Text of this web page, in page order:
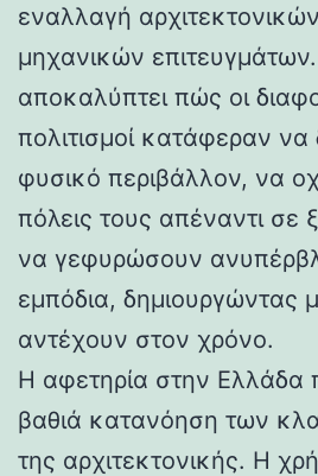
εναλλαγή
μηχανικών
αποκαλύπτει πώς οι
πολιτισμοί κατάφεραν
φυσικό περιβάλλον, να
πόλεις τους απέναντι σε
να γεφυρώσουν
εμπόδια, δημιουργώντας
αντέχουν στον χρόνο.
Η αφετηρία στην Ελλάδα
βαθιά κατανόηση των
της αρχιτεκτονικής. Η